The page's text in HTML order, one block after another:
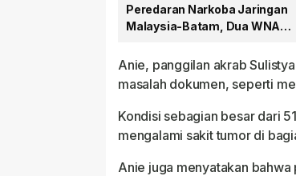
Peredaran Narkoba Jaringan
Malaysia-Batam, Dua WNA
Anie, panggilan akrab
masalah dokumen, seperti
Kondisi sebagian besar dari
mengalami sakit tumor di
Anie juga menyatakan